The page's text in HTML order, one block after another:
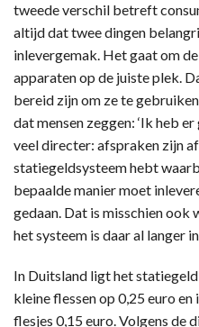
tweede verschil betreft
altijd dat twee dingen
inlevergemak. Het gaat om
apparaten op de juiste plek.
bereid zijn om ze te
dat mensen zeggen: ‘Ik heb er
veel directer: afspraken zijn
statiegeldsysteem hebt
bepaalde manier moet
gedaan. Dat is misschien ook
het systeem is daar al langer
In Duitsland ligt het
kleine flessen op 0,25 euro
flesjes 0,15 euro. Volgens de